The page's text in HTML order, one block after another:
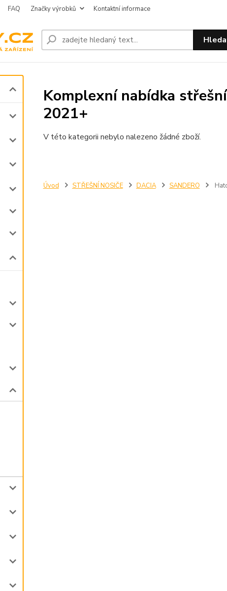
FAQ Značky výrobků Kontaktní informace
Úvod STŘEŠNÍ NOSIČE DACIA SANDERO
Komplexní nabídka
2021+
V této kategorii nebylo nalezeno žádné zboží.